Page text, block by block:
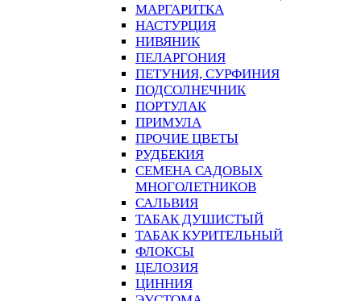
МАРГАРИТКА
НАСТУРЦИЯ
НИВЯНИК
ПЕЛАРГОНИЯ
ПЕТУНИЯ, СУРФИНИЯ
ПОДСОЛНЕЧНИК
ПОРТУЛАК
ПРИМУЛА
ПРОЧИЕ ЦВЕТЫ
РУДБЕКИЯ
СЕМЕНА САДОВЫХ
МНОГОЛЕТНИКОВ
САЛЬВИЯ
ТАБАК ДУШИСТЫЙ
ТАБАК КУРИТЕЛЬНЫЙ
ФЛОКСЫ
ЦЕЛОЗИЯ
ЦИННИЯ